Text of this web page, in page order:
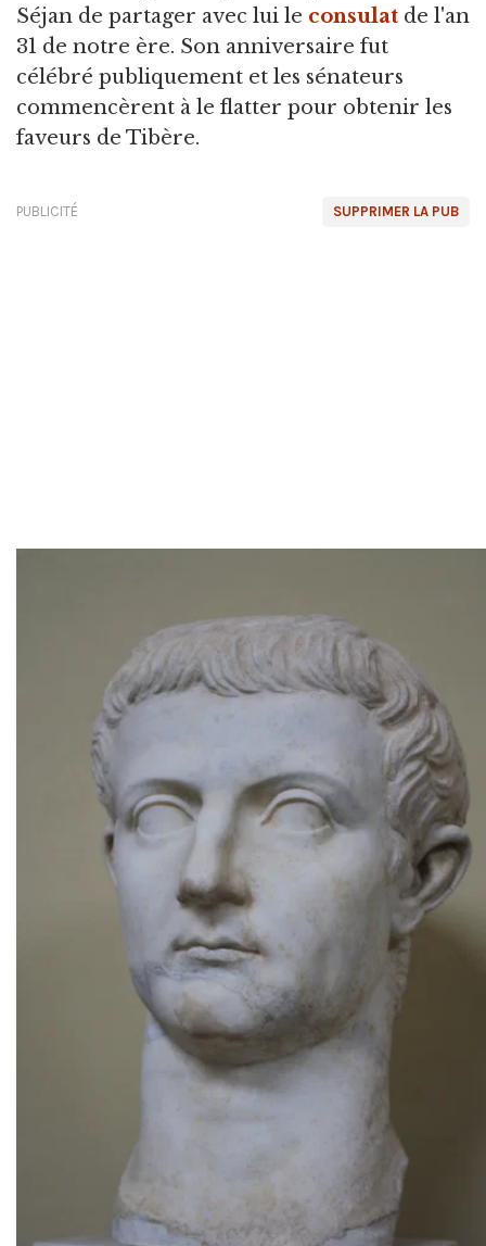
Séjan de partager avec lui le consulat de l'an
31 de notre ère. Son anniversaire fut
célébré publiquement et les sénateurs
commencèrent à le flatter pour obtenir les
faveurs de Tibère.
SUPPRIMER LA PUB
PUBLICITÉ